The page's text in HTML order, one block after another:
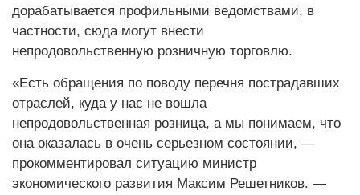
дорабатывается профильными ведомствами, в
частности, сюда могут внести
непродовольственную розничную торговлю.
«Есть обращения по поводу перечня пострадавших
отраслей, куда у нас не вошла
непродовольственная розница, а мы понимаем, что
она оказалась в очень серьезном состоянии, —
прокомментировал ситуацию министр
экономического развития Максим Решетников. —